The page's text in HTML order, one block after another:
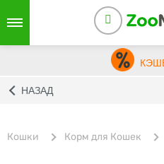
НАЗАД
Кошки Корм для Кошек